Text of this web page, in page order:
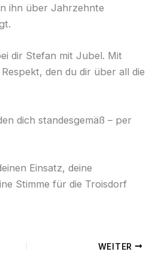
ihn über Jahrzehnte
dir Stefan mit Jubel. Mit
den du dir über all die
dich standesgemäß – per
Einsatz, deine
Stimme für die Troisdorf
WEITER